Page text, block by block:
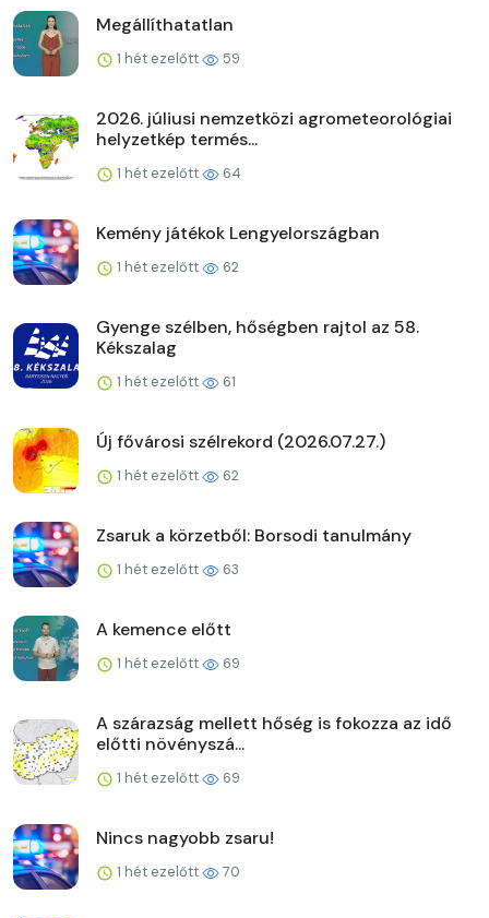
Megállíthatatlan
1 hét ezelőtt 59
2026. júliusi nemzetközi agrometeorológiai
helyzetkép termés...
1 hét ezelőtt 64
Kemény játékok Lengyelországban
1 hét ezelőtt 62
Gyenge szélben, hőségben rajtol az 58.
Kékszalag
1 hét ezelőtt 61
Új fővárosi szélrekord (2026.07.27.)
1 hét ezelőtt 62
Zsaruk a körzetből: Borsodi tanulmány
1 hét ezelőtt 63
A kemence előtt
1 hét ezelőtt 69
A szárazság mellett hőség is fokozza az idő
előtti növényszá...
1 hét ezelőtt 69
Nincs nagyobb zsaru!
1 hét ezelőtt 70